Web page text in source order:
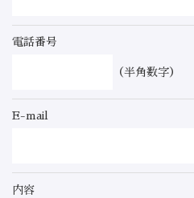
電話番号
（半角数字）
E-mail
内容